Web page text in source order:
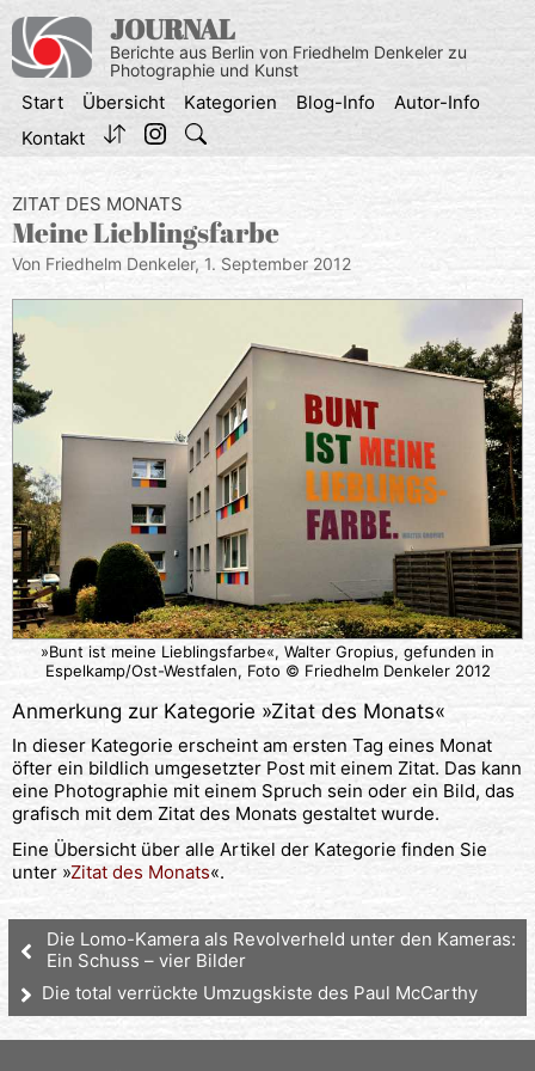
Inhalt
springen
JOURNAL
Berichte aus Berlin von Friedhelm Denkeler zu
Photographie und Kunst
Start Übersicht Kategorien Blog-Info
Autor-Info
Kontakt
ZITAT DES MONATS
Meine Lieblingsfarbe
Von Friedhelm Denkeler, 1. September 2012
»Bunt ist meine Lieblingsfarbe«, Walter Gropius, gefunden in
Espelkamp/Ost-Westfalen, Foto © Friedhelm Denkeler 2012
Anmerkung zur Kategorie »Zitat des Monats«
In dieser Kategorie erscheint am ersten Tag eines Monat
öfter ein bildlich umgesetzter Post mit einem Zitat. Das kann
eine Photographie mit einem Spruch sein oder ein Bild, das
grafisch mit dem Zitat des Monats gestaltet wurde.
Eine Übersicht über alle Artikel der Kategorie finden Sie
unter »Zitat des Monats«.
Die Lomo-Kamera als Revolverheld unter den Kameras:
Ein Schuss – vier Bilder
Die total verrückte Umzugskiste des Paul McCarthy